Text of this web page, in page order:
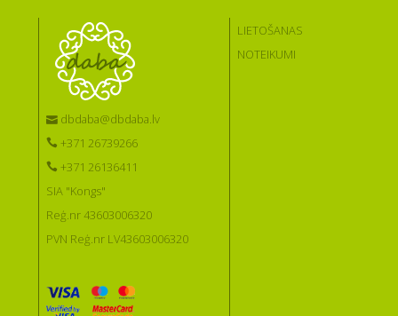
dbdaba@dbdaba.lv
+371 26739266
+371 26136411
SIA "Kongs"
Reģ.nr 43603006320
PVN Reģ.nr LV43603006320
LIETOŠANAS
NOTEIKUMI